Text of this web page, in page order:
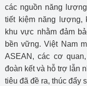
các nguồn năng
tiết kiệm năng lượng,
khu vực nhằm đảm
bền vững. Việt Nam
ASEAN, các cơ
đoàn kết và hỗ trợ lẫn
tiêu đã đề ra, thúc đẩy